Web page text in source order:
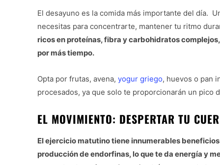
El desayuno es la comida más importante del día.
necesitas para concentrarte, mantener tu ritmo
ricos en proteínas, fibra y carbohidratos
por más tiempo.
Opta por frutas, avena, yogur griego, huevos o pan
procesados, ya que solo te proporcionarán un pico
EL MOVIMIENTO: DESPERTAR TU
El ejercicio matutino tiene innumerables
producción de endorfinas, lo que te da energía y